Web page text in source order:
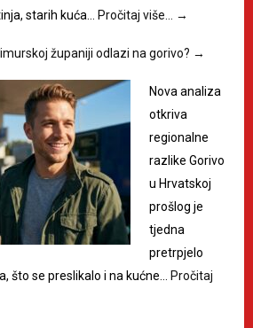
starih kuća…
Pročitaj više… →
županiji odlazi na gorivo? →
Nova analiza
otkriva
regionalne
razlike Gorivo
u Hrvatskoj
prošlog je
tjedna
pretrpjelo
što se preslikalo i na kućne…
Pročitaj